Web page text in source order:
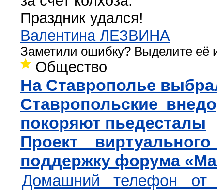
Праздник удался!
Валентина ЛЕЗВИНА
Заметили ошибку? Выделите её
Общество
На Ставрополье
Ставропольские
покоряют пьедесталы
Проект
поддержку форума
Домашний телефон